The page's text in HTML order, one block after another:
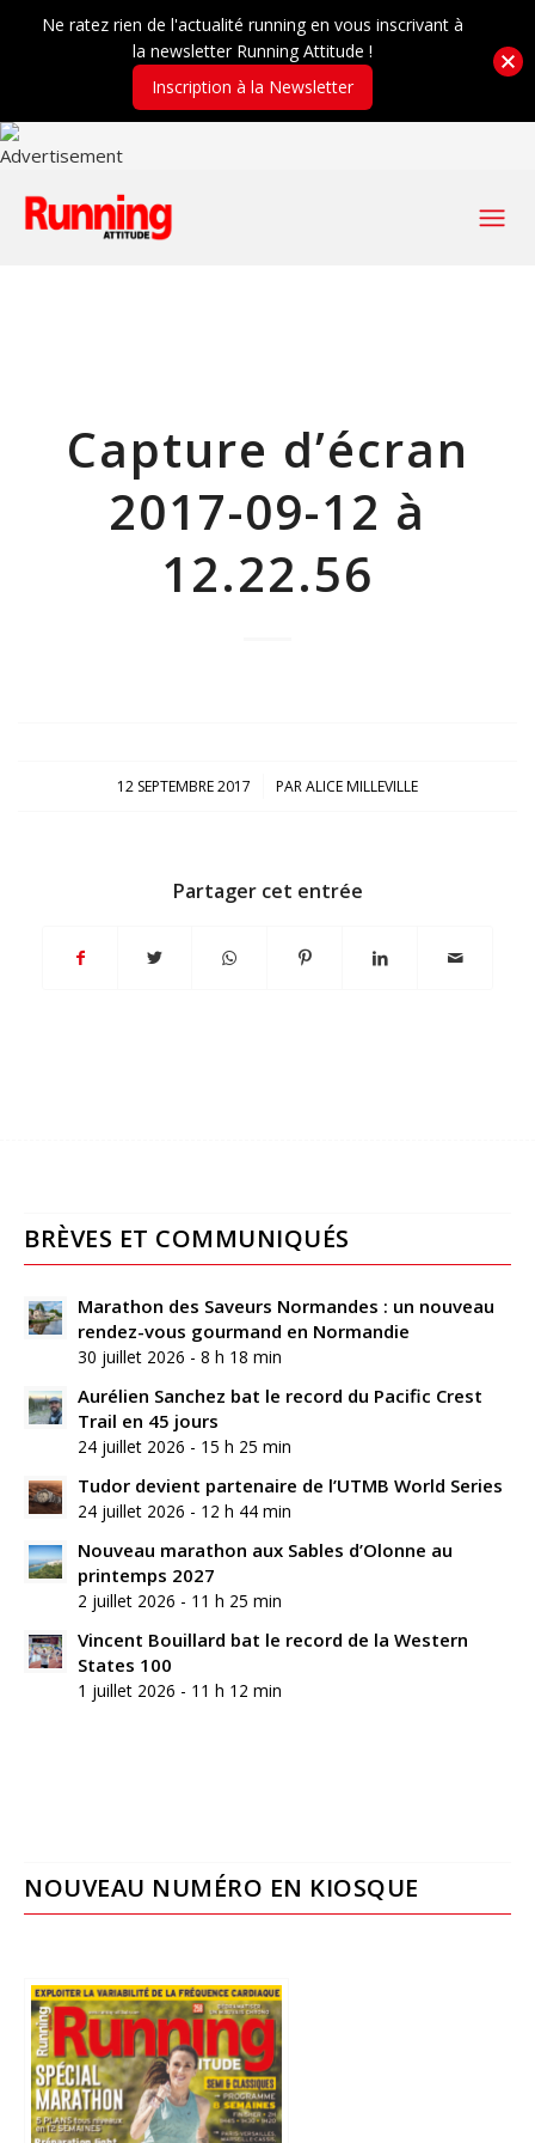
Capture d’écran
2017-09-12 à
12.22.56
12 SEPTEMBRE 2017
/ PARALICE MILLEVILLE
Partager cet entrée
BRÈVES ET COMMUNIQUÉS
Marathon des Saveurs Normandes : un nouveau
rendez-vous gourmand en Normandie
30 juillet 2026 - 8 h 18 min
Aurélien Sanchez bat le record du Pacific Crest
Trail en 45 jours
24 juillet 2026 - 15 h 25 min
Tudor devient partenaire de l’UTMB World Series
24 juillet 2026 - 12 h 44 min
Nouveau marathon aux Sables d’Olonne au
printemps 2027
2 juillet 2026 - 11 h 25 min
Vincent Bouillard bat le record de la Western
States 100
1 juillet 2026 - 11 h 12 min
NOUVEAU NUMÉRO EN KIOSQUE
Ne ratez rien de l'actualité running en vous inscrivant à
la newsletter Running Attitude !
Inscription à la Newsletter